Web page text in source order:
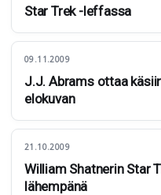
Star Trek -leffassa
09.11.2009
J.J. Abrams ottaa
elokuvan
21.10.2009
William Shatnerin Star
lähempänä